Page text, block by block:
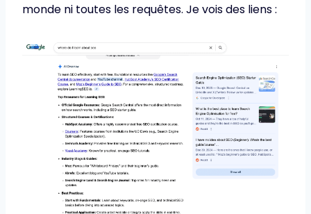
monde ni toutes les requêtes. Je vois des liens :